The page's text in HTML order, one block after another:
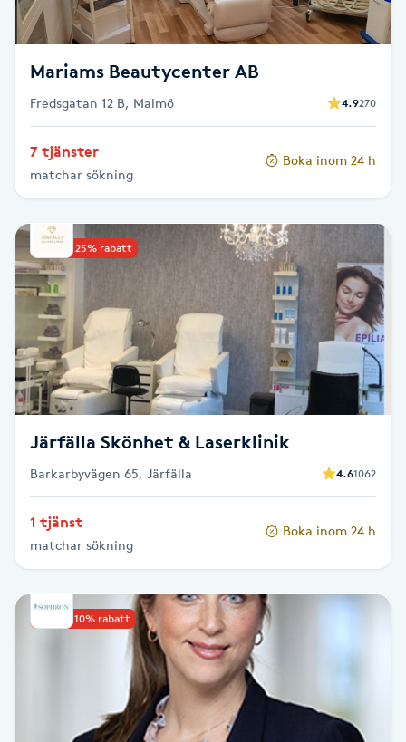
Fotsvamp
Fotvård
Fransborttagning
Fransfärgning
Fransförlängning
Fransförlängning Megavolym
Fransförlängning Volym
Fransrengöring
Frekvensterapi
Friskvårdsmassage
Funktionsanalys
Mariams Beautycenter AB
Fredsgatan 12 B, Malmö 4.9270
7 tjänster
matchar sökning
Boka inom 24 h
Upp till 25% rabatt
Järfälla Skönhet & Laserklinik
Barkarbyvägen 65, Järfälla 4.61062
1 tjänst
matchar sökning
Boka inom 24 h
Upp till 10% rabatt